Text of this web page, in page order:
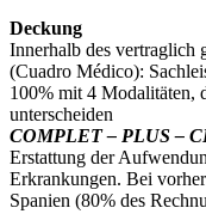
Deckung
Innerhalb des vertraglich
(Cuadro Médico):
100% mit 4 Modalitäten,
unterscheiden
COMPLET – PLUS –
Erstattung der
Erkrankungen. Bei
Spanien (80% des